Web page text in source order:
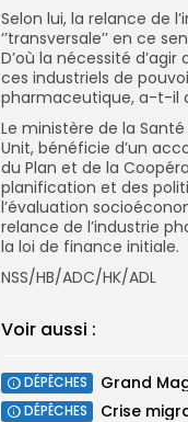
Selon lui, la relance de
‘’transversale’’ en ce
D’où la nécessité
ces industriels de
pharmaceutique, a-t-il
Le ministère de la
Unit, bénéficie d’un
du Plan et de la
planification et des
l’évaluation
relance de l’industrie
la loi de finance initiale.
NSS/HB/ADC/HK/ADL
Voir aussi :
DÉPÊCHES
DÉPÊCHES